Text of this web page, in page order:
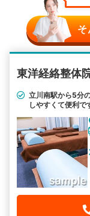
そ
東洋経絡整体
立川南駅から5分
しやすくて便利で